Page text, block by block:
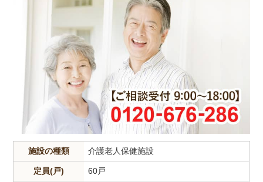
施設の種類 介護老人保健施設
定員(戸) 60戸